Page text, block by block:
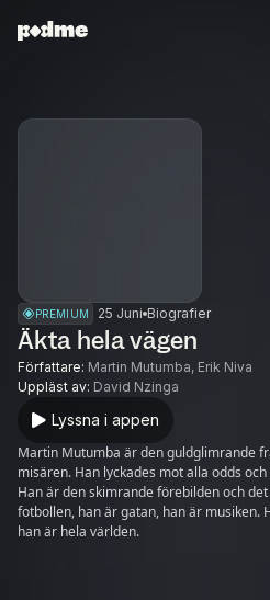
PREMIUM 25 Juni Biografier
Äkta hela vägen
Författare: Martin Mutumba, Erik Niva
Uppläst av: David Nzinga
Lyssna i appen
Martin Mutumba är den guldglimrande
misären. Han lyckades mot alla odds och kastade ändå bort sin talang.
Han är den skimrande förebilden och det
fotbollen, han är gatan, han är musiken. Han är Rinkeby, han är Sverige,
han är hela världen.